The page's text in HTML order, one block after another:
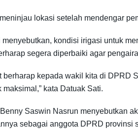
lokasi setelah mendengar
menyebutkan, kondisi irigasi untuk
segera diperbaiki agar
berharap kepada wakil kita di DPRD
maksimal,” kata Datuak Sati.
Saswin Nasrun menyebutkan
sebagai anggota DPRD provinsi